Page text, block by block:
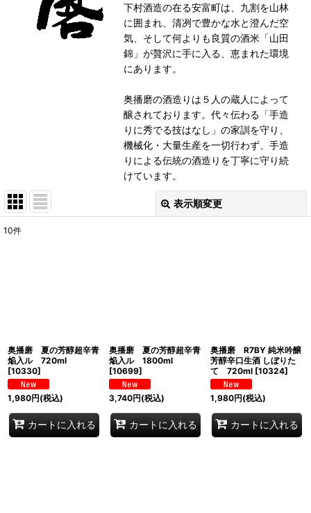
下村酒造の在る安富町は、九割を山林
に囲まれ、清冽で豊かな水と澄んだ空
気、そして何よりも良質の酒米「山田
錦」が贅沢に手に入る、恵まれた環境
にあります。
奥播磨の酒造りは５人の蔵人によって
醸されております。代々伝わる「手造
りに秀でる技はなし」の家訓を守り、
機械化・大量生産を一切行わず、手造
りによる伝統の酒造りを丁寧に守り続
けています。
表示順変更
10件
奥播磨 夏の芳醇超辛青
焔入ル 720ml
[10330]
1,980円(税込)
カートに入れる
奥播磨 夏の芳醇超辛青
焔入ル 1800ml
[10699]
3,740円(税込)
カートに入れる
奥播磨 R7BY 純米吟醸
芳醇辛口生酒 しぼりた
て 720ml [10324]
1,980円(税込)
カートに入れる